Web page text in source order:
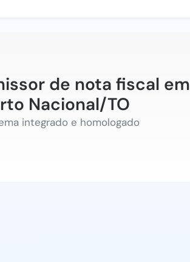
de nota fiscal em
Nacional/TO
integrado e homologado